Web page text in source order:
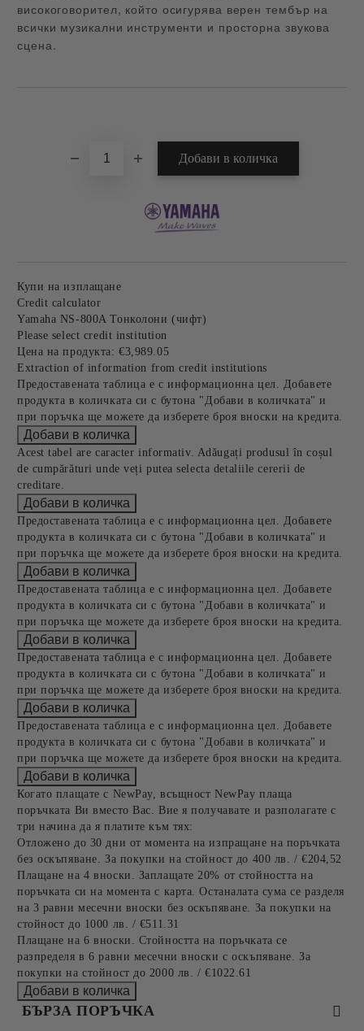
високоговорител, който осигурява верен тембър на
всички музикални инструменти и просторна звукова
сцена.
Купи на изплащане
Credit calculator
Yamaha NS-800A Тонколони (чифт)
Please select credit institution
Цена на продукта: €3,989.05
Extraction of information from credit institutions
Предоставената таблица е с информационна цел. Добавете
продукта в количката си с бутона "Добави в количката" и
при поръчка ще можете да изберете броя вноски на кредита.
Acest tabel are caracter informativ. Adăugați produsul în coșul
de cumpărături unde veți putea selecta detaliile cererii de
creditare.
Предоставената таблица е с информационна цел. Добавете
продукта в количката си с бутона "Добави в количката" и
при поръчка ще можете да изберете броя вноски на кредита.
Предоставената таблица е с информационна цел. Добавете
продукта в количката си с бутона "Добави в количката" и
при поръчка ще можете да изберете броя вноски на кредита.
Предоставената таблица е с информационна цел. Добавете
продукта в количката си с бутона "Добави в количката" и
при поръчка ще можете да изберете броя вноски на кредита.
Предоставената таблица е с информационна цел. Добавете
продукта в количката си с бутона "Добави в количката" и
при поръчка ще можете да изберете броя вноски на кредита.
Когато плащате с NewPay, всъщност NewPay плаща
поръчката Ви вместо Вас. Вие я получавате и разполагате с
три начина да я платите към тях:
Отложено до 30 дни от момента на изпращане на поръчката
без оскъпяване. За покупки на стойност до 400 лв. / €204,52
Плащане на 4 вноски. Заплащате 20% от стойността на
поръчката си на момента с карта. Останалата сума се разделя
на 3 равни месечни вноски без оскъпяване. За покупки на
стойност до 1000 лв. / €511.31
Плащане на 6 вноски. Стойността на поръчката се
разпределя в 6 равни месечни вноски с оскъпяване. За
покупки на стойност до 2000 лв. / €1022.61
БЪРЗА ПОРЪЧКА